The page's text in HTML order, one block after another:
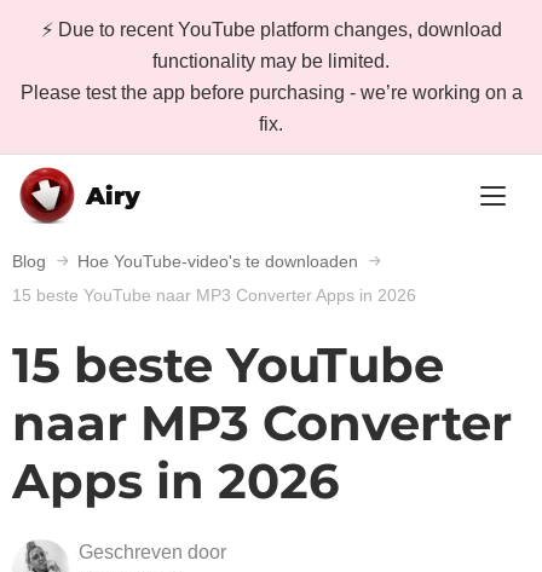
⚡ Due to recent YouTube platform changes, download
functionality may be limited.
Please test the app before purchasing - we’re working on a
fix.
Airy
Blog
Hoe YouTube-video's te downloaden
15 beste YouTube naar MP3 Converter Apps in 2026
15 beste YouTube
naar MP3 Converter
Apps in 2026
Geschreven door